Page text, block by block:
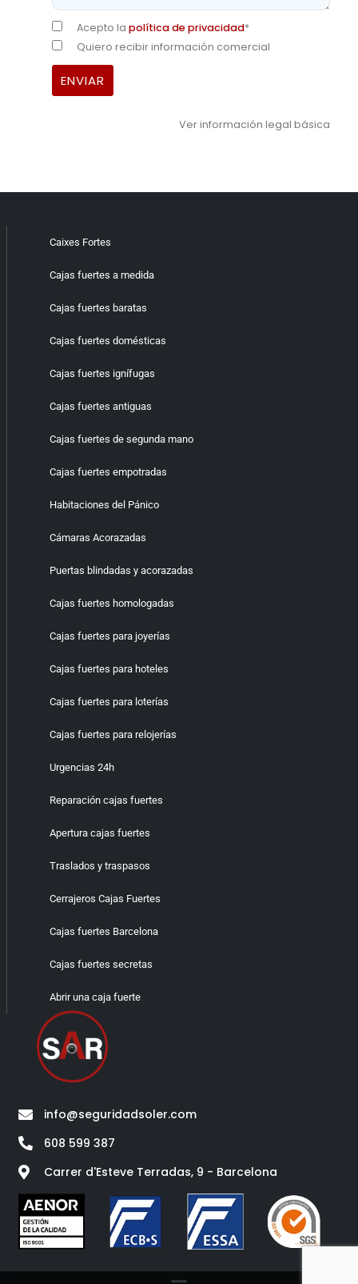
Acepto la política de privacidad*
Quiero recibir información comercial
Ver información legal básica
info@seguridadsoler.com
608 599 387
Carrer d'Esteve Terradas, 9 - Barcelona​
Caixes Fortes
Cajas fuertes a medida
Cajas fuertes baratas
Cajas fuertes domésticas
Cajas fuertes ignífugas
Cajas fuertes antiguas
Cajas fuertes de segunda mano
Cajas fuertes empotradas
Habitaciones del Pánico
Cámaras Acorazadas
Puertas blindadas y acorazadas
Cajas fuertes homologadas
Cajas fuertes para joyerías
Cajas fuertes para hoteles
Cajas fuertes para loterías
Cajas fuertes para relojerías
Urgencias 24h
Reparación cajas fuertes
Apertura cajas fuertes
Traslados y traspasos
Cerrajeros Cajas Fuertes
Cajas fuertes Barcelona
Cajas fuertes secretas
Abrir una caja fuerte